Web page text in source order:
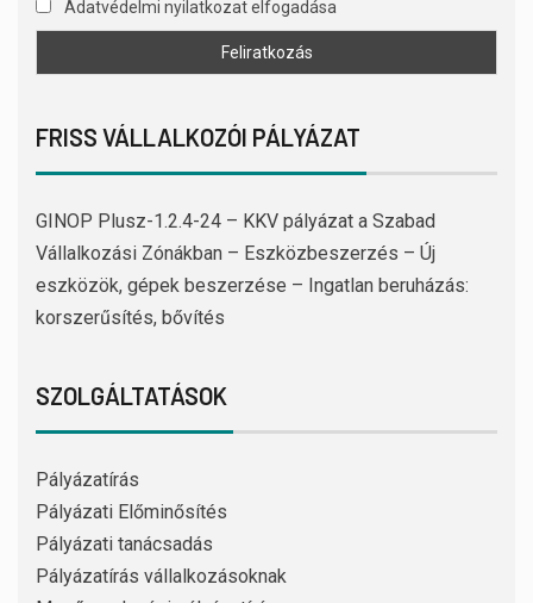
Adatvédelmi nyilatkozat elfogadása
FRISS VÁLLALKOZÓI PÁLYÁZAT
GINOP Plusz-1.2.4-24 – KKV pályázat a Szabad
Vállalkozási Zónákban – Eszközbeszerzés – Új
eszközök, gépek beszerzése – Ingatlan beruházás:
korszerűsítés, bővítés
SZOLGÁLTATÁSOK
Pályázatírás
Pályázati Előminősítés
Pályázati tanácsadás
Pályázatírás vállalkozásoknak